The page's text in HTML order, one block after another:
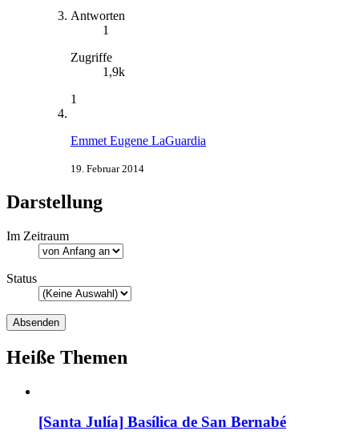
Antworten
1
Zugriffe
1,9k
1
Emmet Eugene LaGuardia
19. Februar 2014
Darstellung
Im Zeitraum
Status
Heiße Themen
[Santa Julía] Basílica de San Bernabé